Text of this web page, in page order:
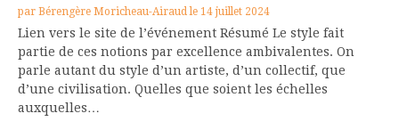
par Bérengère Moricheau-Airaud le 14 juillet 2024
Lien vers le site de l’événement Résumé Le style fait
partie de ces notions par excellence ambivalentes. On
parle autant du style d’un artiste, d’un collectif, que
d’une civilisation. Quelles que soient les échelles
auxquelles…